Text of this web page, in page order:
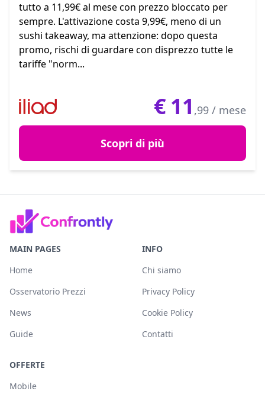
tutto a 11,99€ al mese con prezzo bloccato per
sempre. L'attivazione costa 9,99€, meno di un
sushi takeaway, ma attenzione: dopo questa
promo, rischi di guardare con disprezzo tutte le
tariffe "norm...
€11 ,99 / mese
Scopri di più
MAIN PAGES
Home
Osservatorio Prezzi
News
Guide
INFO
Chi siamo
Privacy Policy
Cookie Policy
Contatti
OFFERTE
Mobile